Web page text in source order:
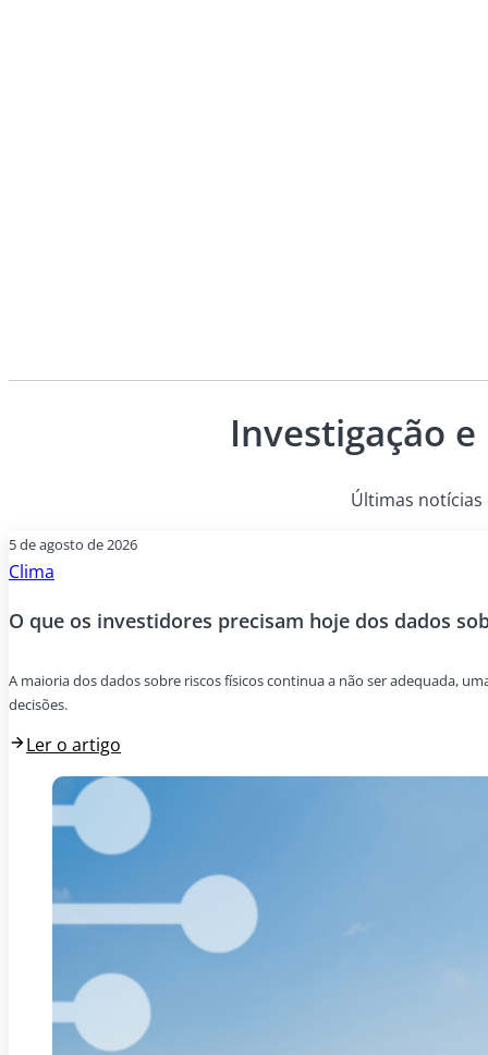
Investigação
Últimas
5 de agosto de 2026
Clima
O que os investidores precisam hoje dos dados
A maioria dos dados sobre riscos físicos continua a não ser adequada,
decisões.
Ler o artigo